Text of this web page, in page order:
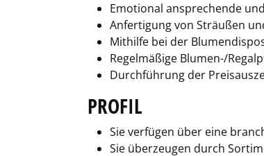
Emotional ansprechende
Anfertigung von Sträußen
Mithilfe bei der
Regelmäßige Blumen-/
Durchführung der
PROFIL
Sie verfügen über eine
Sie überzeugen durch